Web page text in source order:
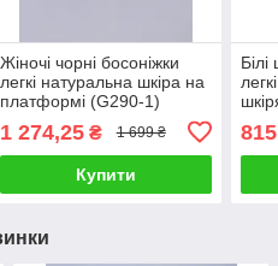
Жіночі чорні босоніжки
легкі натуральна шкіра на
платформі (G290-1)
1 274,25₴ 1 699 ₴
Купити